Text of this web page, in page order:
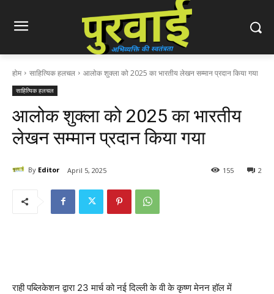
होम साहित्यिक हलचल आलोक शुक्ला को 2025 का भारतीय लेखन सम्मान प्रदान किया गया
साहित्यिक हलचल
आलोक शुक्ला को 2025 का भारतीय
लेखन सम्मान प्रदान किया गया
By Editor April 5, 2025 2
155
राही पब्लिकेशन द्वारा 23 मार्च को नई दिल्ली के वी के कृष्ण मेनन हॉल में